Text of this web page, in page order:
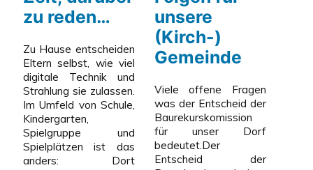
zu reden…
Zu Hause entscheiden
Eltern selbst, wie viel
digitale Technik und
Strahlung sie zulassen.
Im Umfeld von Schule,
Kindergarten,
Spielgruppe und
Spielplätzen ist das
anders: Dort
unsere
(Kirch-)
Gemeinde
Viele offene Fragen
was der Entscheid der
Baurekurskomission
für unser Dorf
bedeutet.Der
Entscheid der